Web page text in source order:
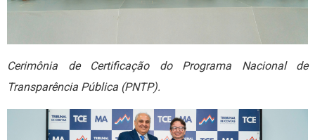
Cerimônia de Certificação do Programa Nacional de
Transparência Pública (PNTP).